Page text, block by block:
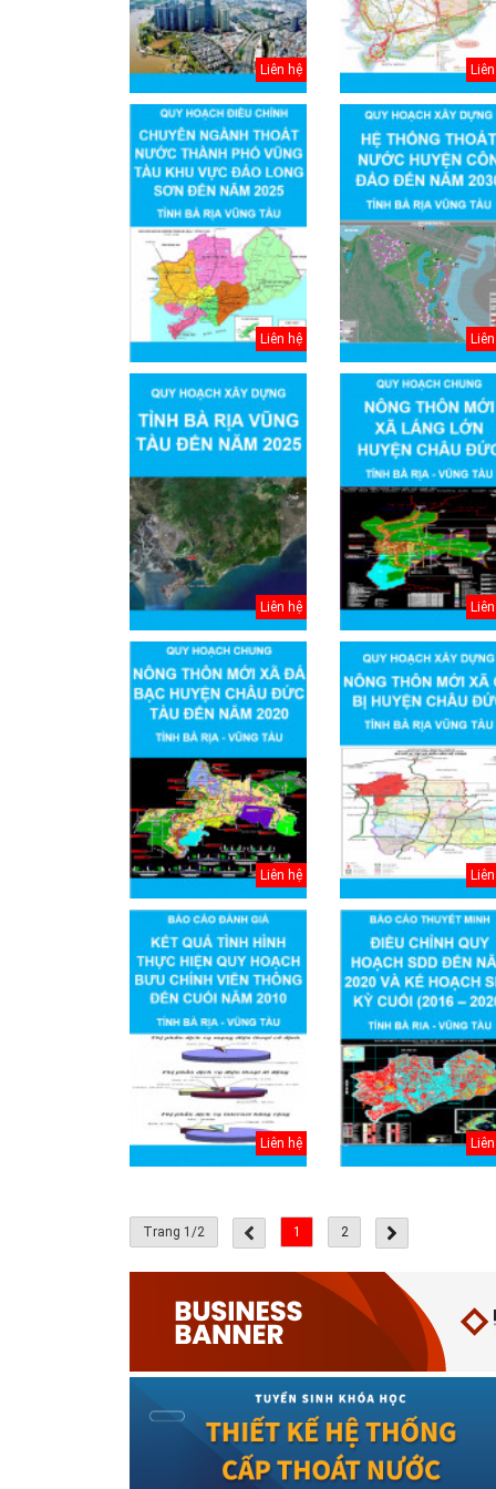
Liên hệ
Liên hệ
Liên hệ
Liên hệ
Liên hệ
Trang 1/2 1 2
Thuyết minh Hồ
sơ quy hoạch
tổng thể Thủ đô
Văn bản pháp lý
của Hồ sơ quy
hoạch tổng thể...
Điều chỉnh quy
hoạch chung
thành phố Hải
Dươn...
Cấp nước-Bản vẽ
chi tiết cấu tạo
hố van đồng...
vẽ thiết kế kỹ
thuật cống tròn...
Hồ sơ mẫu bản
vẽ thiết kế hệ